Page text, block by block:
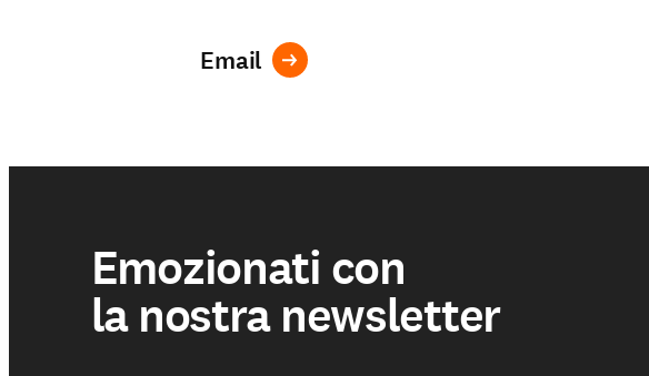
Email
Emozionati con
la nostra newsletter